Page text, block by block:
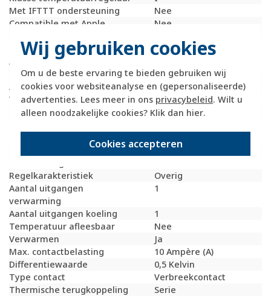
Wij gebruiken cookies
Om u de beste ervaring te bieden gebruiken wij
cookies voor websiteanalyse en (gepersonaliseerde)
advertenties. Lees meer in ons privacybeleid. Wilt u
alleen noodzakelijke cookies? Klik dan hier.
Cookies accepteren
Met IFTTT ondersteuning
Nee
Compatible met Apple
Nee
Compatible met Google
Assistant
Nee
Compatible met Amazon
Alexa
Nee
Verdekt/concealed bediening
Nee
Meetbereik onderwaarde
5 graden Celsius (°C)
Max. spanning contacten
4000 Volt (V)
Regelkarakteristiek
Overig
Aantal uitgangen
verwarming
1
Aantal uitgangen koeling
1
Temperatuur afleesbaar
Nee
Verwarmen
Ja
Max. contactbelasting
10 Ampère (A)
Differentiewaarde
0,5 Kelvin
Type contact
Verbreekcontact
Thermische terugkoppeling
Serie